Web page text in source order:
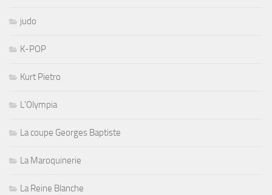
judo
K-POP
Kurt Pietro
L'Olympia
La coupe Georges Baptiste
La Maroquinerie
La Reine Blanche